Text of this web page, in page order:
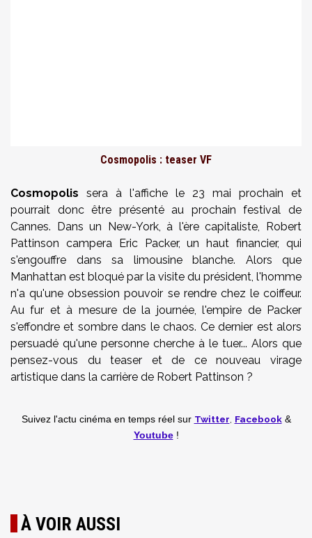
Cosmopolis : teaser VF
Cosmopolis sera à l'affiche le 23 mai prochain et
pourrait donc être présenté au prochain festival de
Cannes. Dans un New-York, à l'ère capitaliste, Robert
Pattinson campera Eric Packer, un haut financier, qui
s'engouffre dans sa limousine blanche. Alors que
Manhattan est bloqué par la visite du président, l'homme
n'a qu'une obsession pouvoir se rendre chez le coiffeur.
Au fur et à mesure de la journée, l'empire de Packer
s'effondre et sombre dans le chaos. Ce dernier est alors
persuadé qu'une personne cherche à le tuer... Alors que
pensez-vous du teaser et de ce nouveau virage
artistique dans la carrière de Robert Pattinson ?
Suivez l'actu cinéma en temps réel sur Twitter Facebook&
Youtube!
À VOIR AUSSI